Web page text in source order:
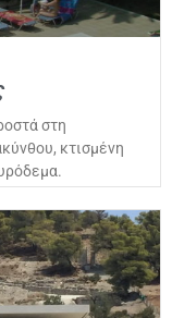
στη
κτισμένη